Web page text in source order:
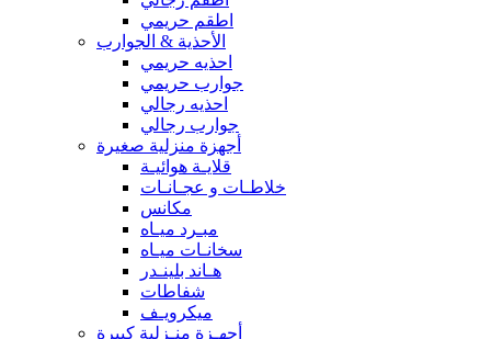
اطقم حريمي
الأحذية & الجوارب
احذيه حريمي
جوارب حريمي
احذيه رجالي
جوارب رجالي
أجهزة منزلية صغيرة
قلايـة هوائيـة
خلاطـات و عجـانـات
مكانس
مبـرد ميـاه
سخانـات ميـاه
هـاند بلينـدر
شفاطات
ميكرويـف
أجهـزة منـزلية كبيرة